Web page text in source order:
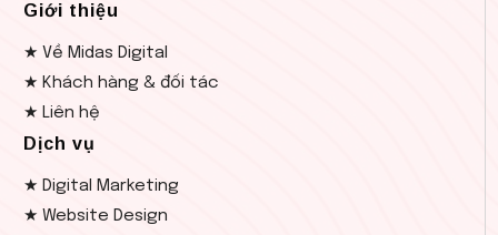
Giới thiệu
★ Về Midas Digital
★ Khách hàng & đối tác
★ Liên hệ
Dịch vụ
★ Digital Marketing
★ Website Design